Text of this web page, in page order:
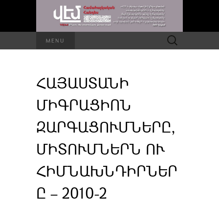
MENU Որոնել՝
ՀԱՅԱՍՏԱՆԻ
ՄԻԳՐԱՑԻՈՆ
ԶԱՐԳԱՑՈՒՄՆԵՐԸ,
ՄԻՏՈՒՄՆԵՐՆ ՈՒ
ՀԻՄՆԱԽՆԴԻՐՆԵՐ
Ը – 2010-2